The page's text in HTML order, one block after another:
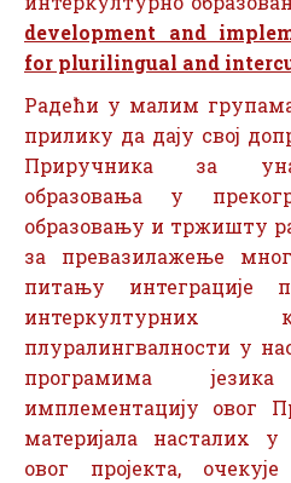
development and
for plurilingual and
Радећи у малим
прилику да дају свој
Приручника за
образовања у
образовању и тржишту
за превазилажење
питању интеграције
интеркултурних
плуралингвалности у
програмима
имплементацију овог
материјала насталих у
овог пројекта,